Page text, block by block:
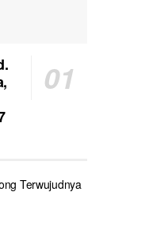
Terwujudnya